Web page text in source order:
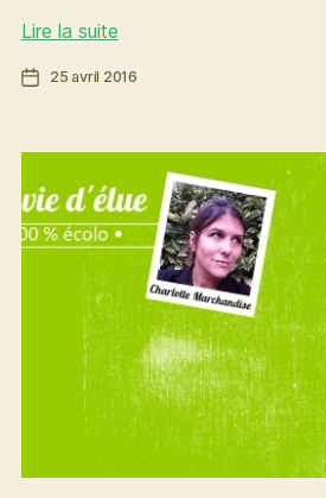
Lire la suite[Ma
d’élue]
de
Charlotte
Date25 avril 2016